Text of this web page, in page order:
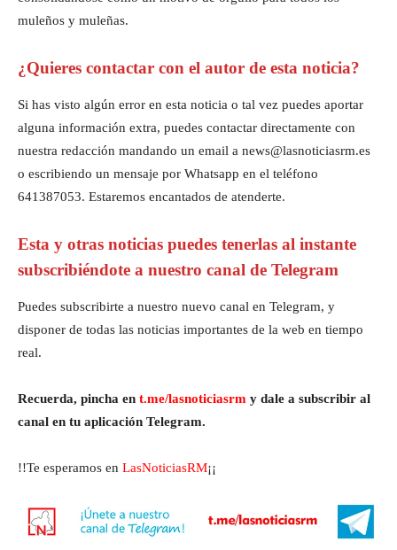
muleños y muleñas.
¿Quieres contactar con el autor de esta noticia?
Si has visto algún error en esta noticia o tal vez puedes aportar
alguna información extra, puedes contactar directamente con
nuestra redacción mandando un email a news@lasnoticiasrm.es
o escribiendo un mensaje por Whatsapp en el teléfono
641387053. Estaremos encantados de atenderte.
Esta y otras noticias puedes tenerlas al instante
subscribiéndote a nuestro canal de Telegram
Puedes subscribirte a nuestro nuevo canal en Telegram, y
disponer de todas las noticias importantes de la web en tiempo
real.
Recuerda, pincha en t.me/lasnoticiasrm y dale a subscribir al
canal en tu aplicación Telegram.
!!Te esperamos en LasNoticiasRM¡¡